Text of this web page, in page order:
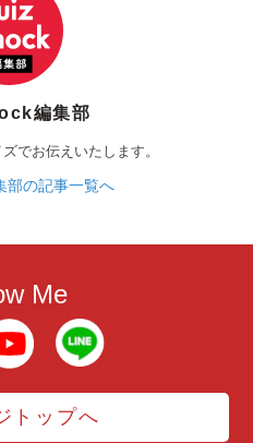
編集部
でお伝えいたします。
部の記事一覧へ
Me
トップへ